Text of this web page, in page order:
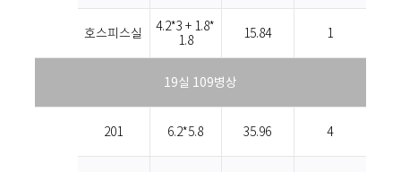
호스피스실
4.2*3 + 1.8*
1.8
15.84 1
19실 109병상
201 6.2*5.8 35.96 4